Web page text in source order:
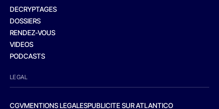
DECRYPTAGES
DOSSIERS
RENDEZ-VOUS
VIDEOS
PODCASTS
LEGAL
CGVMENTIONS LEGALESPUBLICITE SUR ATLANTICO